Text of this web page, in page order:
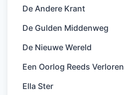
De Andere Krant
De Gulden Middenweg
De Nieuwe Wereld
Een Oorlog Reeds Verloren
Ella Ster